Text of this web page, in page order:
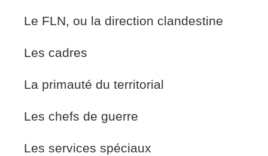
Le FLN, ou la direction clandestine
Les cadres
La primauté du territorial
Les chefs de guerre
Les services spéciaux